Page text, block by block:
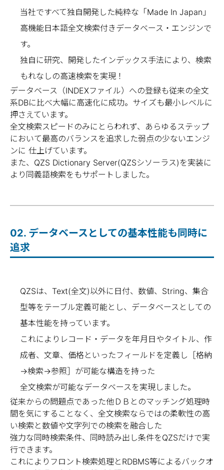
全文データもインデックス作成が超高速！
60,000件(文書平均1.5KB+管理フィールド
12個 _ 60,000レコード)を検索動作や自動採
作成可能。(P6-200MHz_1 Memory 128MB
リアルタイム登録
高速な学習時間は、リアルタイム登録をも
可能としました。
また、万が一のクラッシュ対策として自動
バックアップ＋更新ログからの自動復元を
サポートしています。
複数の別フィールドを同時に複数条件検索で
同データにて３種類の別フィールドの数値
間は0.1～2.5秒（ヒット件数に依存して変動
インデックス・ファイル（DB）サイズは最小
レベル
同データで約1.3～2.0倍。これは独自の圧縮
インデックス手法の効果です。（当社比で通
(元テキスト)以上）
インデックス・ファイル（DB）には、元のデ
ータも格納
このため登録元のテキストを別途ファイル
として管理する必要はありません。いつで
もデータベースから取り出せます。
当社ですべて独自開発した純粋な「Made In Japan」
高機能日本語全文検索付きデータベース・エンジンで
す。
独自に研究、開発したインデックス手法により、検索
もれなしの高速検索を実現！
データベース（INDEXファイル）への登録も従来の全文
系DBに比べ大幅に高速化に成功。サイズも最小レベルに
押さえています。
全文検索スピードのみにとらわれず、あらゆるステップ
において最高のバランスを追求した弱点の少ないエンジ
ンに 仕上げています。
また、QZS Dictionary Server(QZSシソーラス)を実装に
より同義語検索をもサポートしました。
02. データベースとしての基本性能も同時に
追求
QZSは、Text(全文)以外に日付、数値、String、集合
型等をテーブル定義可能とし、データベースとしての
基本性能を持っています。
これによりレコード・データを年月日やタイトル、作
成者、文章、価格といったフィールドを定義し［格納
→検索→参照］が可能な構造を持った
全文検索が可能なデータベースを実現しました。
従来からの問題点であった他ＤＢとのマッチング処理時
間を気にすることなく、全文検索ならではの柔軟性の高
い検索と数値や文字列での検索を融合した
強力な同時検索条件、同時読み出し条件をQZSだけで実
行できます。
これによりフロント検索処理とRDBMS等によるバックオ